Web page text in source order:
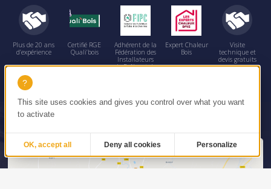
Plus de 20 ans
d’expérience
Certifié RGE
Quali’bois
Adhérent de la
Fédération des
Installateurs
de Poêles et de
Expert Chaleur
Bois
Visite
technique et
devis gratuits
contactez-nous
This site uses cookies and gives you control over what you want
to activate
OK, accept all Deny all cookies Personalize